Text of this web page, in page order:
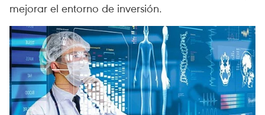
mejorar el entorno de inversión.